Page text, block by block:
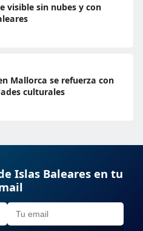
visible sin nubes y con
Mallorca se refuerza con
culturales
Islas Baleares en tu